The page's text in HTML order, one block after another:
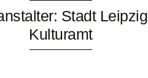
Stadt Leipzig
Kulturamt